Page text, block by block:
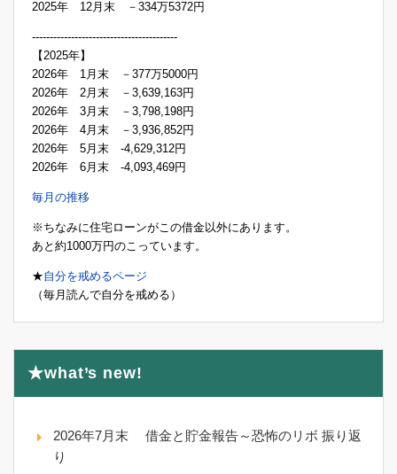
2025年 12月末 －334万5372円
-----------------------------------------
【2025年】
2026年 1月末 －377万5000円
2026年 2月末 －3,639,163円
2026年 3月末 －3,798,198円
2026年 4月末 －3,936,852円
2026年 5月末 -4,629,312円
2026年 6月末 -4,093,469円
毎月の推移
※ちなみに住宅ローンがこの借金以外にあります。
あと約1000万円のこっています。
★自分を戒めるページ
（毎月読んで自分を戒める）
★what’s new!
2026年7月末 借金と貯金報告～恐怖のリボ 振り返
り